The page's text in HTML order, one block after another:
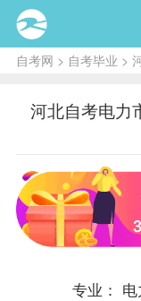
自考网 > 自考毕业 >
河北自考电力
专业： 电